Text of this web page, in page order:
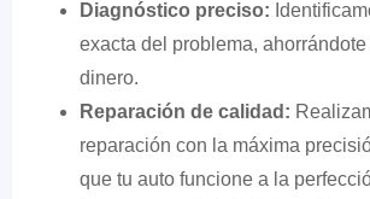
Diagnóstico preciso:
exacta del problema,
dinero.
Reparación de calidad:
reparación con la máxima
que tu auto funcione a la